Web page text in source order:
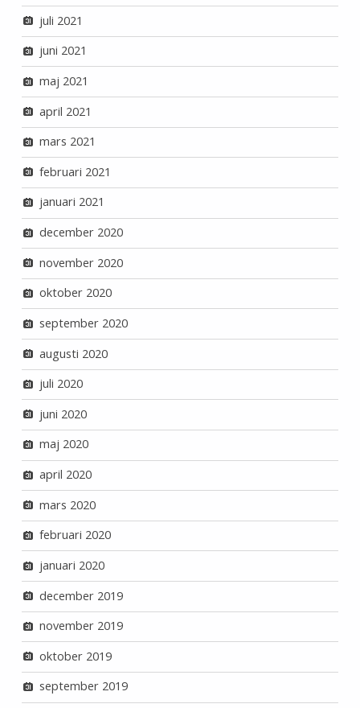
juli 2021
juni 2021
maj 2021
april 2021
mars 2021
februari 2021
januari 2021
december 2020
november 2020
oktober 2020
september 2020
augusti 2020
juli 2020
juni 2020
maj 2020
april 2020
mars 2020
februari 2020
januari 2020
december 2019
november 2019
oktober 2019
september 2019